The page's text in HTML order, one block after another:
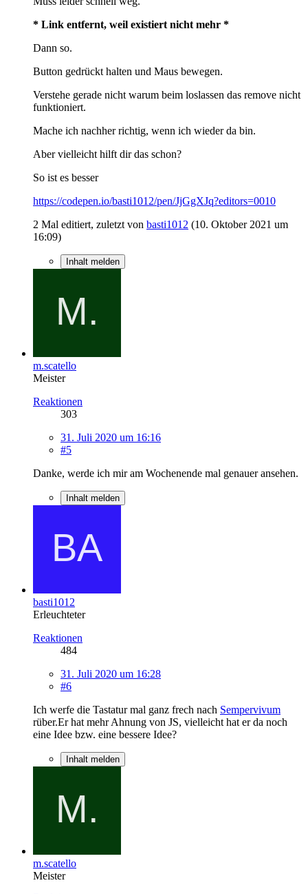
* Link entfernt, weil existiert nicht mehr *
Dann so.
Button gedrückt halten und Maus bewegen.
Verstehe gerade nicht warum beim loslassen das remove nicht
funktioniert.
Mache ich nachher richtig, wenn ich wieder da bin.
Aber vielleicht hilft dir das schon?
So ist es besser
https://codepen.io/basti1012/pen/JjGgXJq?editors=0010
2 Mal editiert, zuletzt von basti1012 (10. Oktober 2021 um
16:09)
Inhalt melden
m.scatello
Meister
Reaktionen
303
31. Juli 2020 um 16:16
#5
Danke, werde ich mir am Wochenende mal genauer ansehen.
Inhalt melden
basti1012
Erleuchteter
Reaktionen
484
31. Juli 2020 um 16:28
#6
Ich werfe die Tastatur mal ganz frech nach Sempervivum
rüber.Er hat mehr Ahnung von JS, vielleicht hat er da noch
eine Idee bzw. eine bessere Idee?
Inhalt melden
m.scatello
Meister